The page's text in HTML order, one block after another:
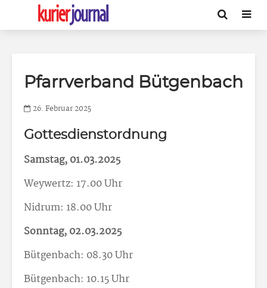
Pfarrverband Bütgenbach
26. Februar 2025
Gottesdienstordnung
Samstag, 01.03.2025
Weywertz: 17.00 Uhr
Nidrum: 18.00 Uhr
Sonntag, 02.03.2025
Bütgenbach: 08.30 Uhr
Bütgenbach: 10.15 Uhr